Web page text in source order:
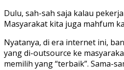
Dulu, sah-sah saja kalau
Masyarakat kita juga mahfum
Nyatanya, di era internet ini,
yang di-outsource ke
memilih yang “terbaik”. Sama-